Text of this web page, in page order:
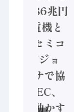
価値額86兆円
/ 三菱電機と
ソニーセミコ
ン AIビジョ
ンセンサで協
業 / IDEC、
安全に動かす